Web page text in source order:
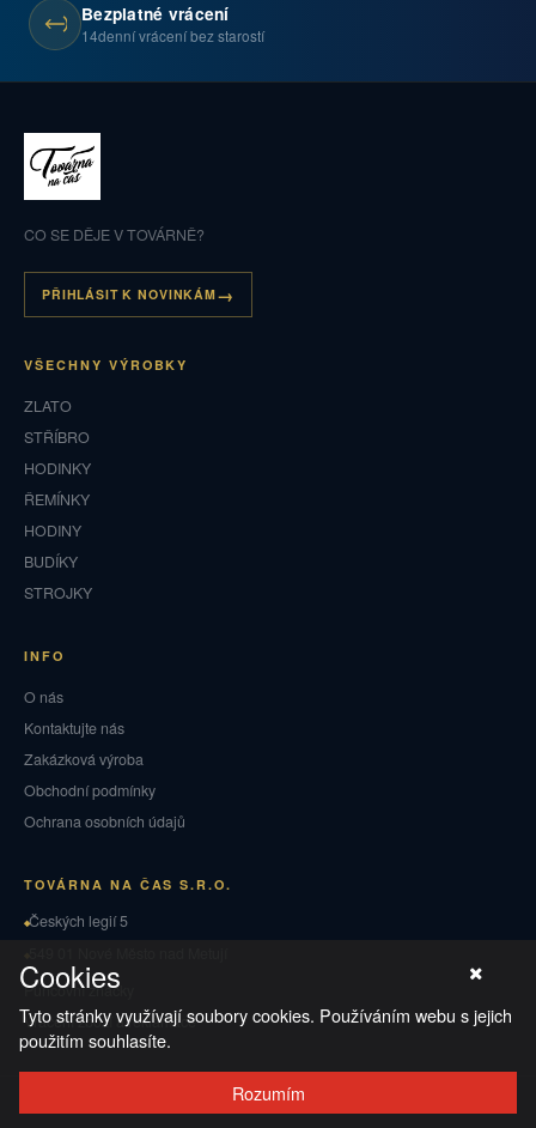
Bezplatné vrácení
14denní vrácení bez starostí
CO SE DĚJE V TOVÁRNĚ?
PŘIHLÁSIT K NOVINKÁM
VŠECHNY VÝROBKY
ZLATO
STŘÍBRO
HODINKY
ŘEMÍNKY
HODINY
BUDÍKY
STROJKY
INFO
O nás
Kontaktujte nás
Zakázková výroba
Obchodní podmínky
Ochrana osobních údajů
TOVÁRNA NA ČAS S.R.O.
Českých legií 5
Puncovní značky
Vrácení zboží a reklamace
Ochrana osobních údajů
Cookies
Tyto stránky využívají soubory cookies. Používáním webu s jejich
použitím souhlasíte.
Rozumím